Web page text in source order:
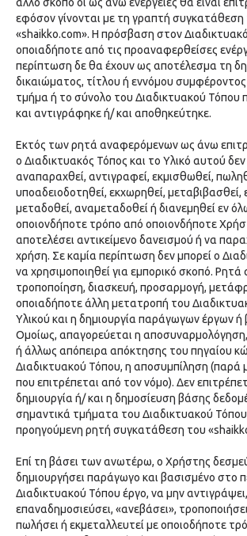
εφόσον γίνονται με τη γραπτή συγκατάθεση
«shaikko.com». Η πρόσβαση στον
οποιαδήποτε από τις προαναφερθείσες
περίπτωση δε θα έχουν ως αποτέλεσμα τη
δικαιώματος, τίτλου ή εννόμου
τμήμα ή το σύνολο του Διαδικτυακού Τόπου
και αντιγράφηκε ή/ και αποθηκεύτηκε.
Εκτός των ρητά αναφερόμενων ως άνω
ο Διαδικτυακός Τόπος και το Υλικό αυτού
αναπαραχθεί, αντιγραφεί, εκμισθωθεί,
υποαδειοδοτηθεί, εκχωρηθεί, μεταβιβασθεί,
μεταδοθεί, αναμεταδοθεί ή διανεμηθεί εν
οποιονδήποτε τρόπο από οποιονδήποτε
αποτελέσει αντικείμενο δανεισμού ή να
χρήση. Σε καμία περίπτωση δεν μπορεί ο
να χρησιμοποιηθεί για εμπορικό σκοπό. Ρητά
τροποποίηση, διασκευή, προσαρμογή,
οποιαδήποτε άλλη μετατροπή του
Υλικού και η δημιουργία παράγωγων έργων ή
Ομοίως, απαγορεύεται η
ή άλλως απόπειρα απόκτησης του πηγαίου
Διαδικτυακού Τόπου, η αποσυμπίληση (παρά
που επιτρέπεται από τον νόμο). Δεν
δημιουργία ή/ και η δημοσίευση βάσης
σημαντικά τμήματα του Διαδικτυακού
προηγούμενη ρητή συγκατάθεση του
Επί τη βάσει των ανωτέρω, ο Χρήστης
δημιουργήσει παράγωγο και βασισμένο στο
Διαδικτυακού Τόπου έργο, να μην
επαναδημοσιεύσει, «ανεβάσει»,
πωλήσει ή εκμεταλλευτεί με οποιοδήποτε